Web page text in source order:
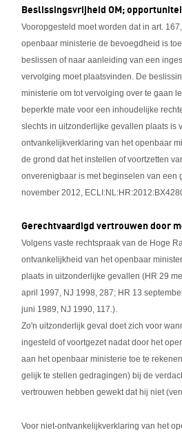
Beslissingsvrijheid OM;
Vooropgesteld moet worden dat in art.
openbaar ministerie de bevoegdheid is
beslissen of naar aanleiding van een
vervolging moet plaatsvinden. De
ministerie om tot vervolging over te gaan
beperkte mate voor een inhoudelijke
slechts in uitzonderlijke gevallen plaats is
ontvankelijkverklaring van het openbaar
de grond dat het instellen of voortzetten
onverenigbaar is met beginselen van een
november 2012,
Gerechtvaardigd vertrouwen door
Volgens vaste rechtspraak van de Hoge
ontvankelijkheid van het openbaar
plaats in uitzonderlijke gevallen (HR 29
april 1997, NJ 1998, 287; HR 13
juni 1989, NJ 1990, 117.).
Zo'n uitzonderlijk geval doet zich voor
ingesteld of voortgezet nadat door het
aan het openbaar ministerie toe te
gelijk te stellen gedragingen) bij de
vertrouwen hebben gewekt dat hij niet
Voor niet-ontvankelijkverklaring van het